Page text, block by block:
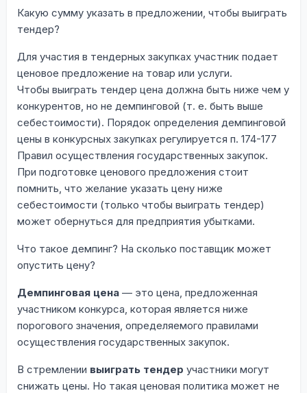
Какую сумму указать в предложении, чтобы выиграть
тендер?
Для участия в тендерных закупках участник подает
ценовое предложение на товар или услуги.
Чтобы выиграть тендер цена должна быть ниже чем у
конкурентов, но не демпинговой (т. е. быть выше
себестоимости). Порядок определения демпинговой
цены в конкурсных закупках регулируется п. 174-177
Правил осуществления государственных закупок.
При подготовке ценового предложения стоит
помнить, что желание указать цену ниже
себестоимости (только чтобы выиграть тендер)
может обернуться для предприятия убытками.
Что такое демпинг? На сколько поставщик может
опустить цену?
Демпинговая цена — это цена, предложенная
участником конкурса, которая является ниже
порогового значения, определяемого правилами
осуществления государственных закупок.
В стремлении выиграть тендер участники могут
снижать цены. Но такая ценовая политика может не